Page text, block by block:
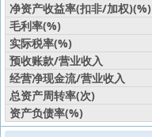
净资产收益率(扣非/加权)(%)
毛利率(%)
实际税率(%)
预收账款/营业收入
经营净现金流/营业收入
总资产周转率(次)
资产负债率(%)